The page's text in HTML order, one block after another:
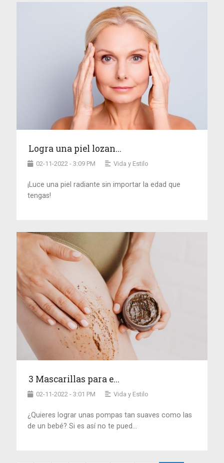
Logra una piel lozan...
02-11-2022 - 3:09 PM Vida y Estilo
¡Luce una piel radiante sin importar la edad que
tengas!
3 Mascarillas para e...
02-11-2022 - 3:01 PM Vida y Estilo
¿Quieres lograr unas pompas tan suaves como las
de un bebé? Si es así no te pued...